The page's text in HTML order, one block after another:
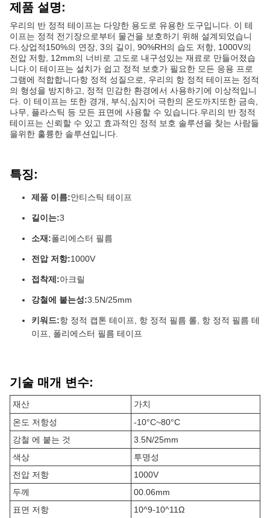
제품 설명:
우리의 반 정적 테이프는 다양한 용도로 유용한 도구입니다. 이 테
이프는 정적 전기장으로부터 물건을 보호하기 위해 설계되었습니
다.상업적150%의 연장, 3의 길이, 90%RH의 습도 저항, 1000V의
전압 저항, 12mm의 너비로 고도로 내구성있는 재료로 만들어졌습
니다.이 테이프는 설치가 쉽고 정적 보호가 필요한 모든 응용 프로
그램에 적합합니다항 정적 성질으로, 우리의 항 정적 테이프는 정적
의 형성을 방지하고, 정적 민감한 환경에서 사용하기에 이상적입니
다. 이 테이프는 또한 경개, 부식,심지어 극한의 온도까지또한 금속,
나무, 플라스틱 등 모든 표면에 사용할 수 있습니다.우리의 반 정적
테이프는 신뢰할 수 있고 효과적인 정적 보호 솔루션을 찾는 사람들
을위한 훌륭한 솔루션입니다.
특징:
제품 이름:안티스틱 테이프
길이는:3
소재:폴리에스터 필름
전압 저항:1000V
접착제:아크릴
강철에 붙는성:3.5N/25mm
키워드:항 정적 캡톤 테이프, 항 정적 필름 롤, 항 정적 필름 테
이프, 폴리에스터 필름 테이프
기술 매개 변수:
재산
가치
온도 저항성
-10°C~80°C
강철 에 붙는 것
3.5N/25mm
색상
투명성
전압 저항
1000V
두께
00.06mm
표면 저항
10^9-10^11Ω